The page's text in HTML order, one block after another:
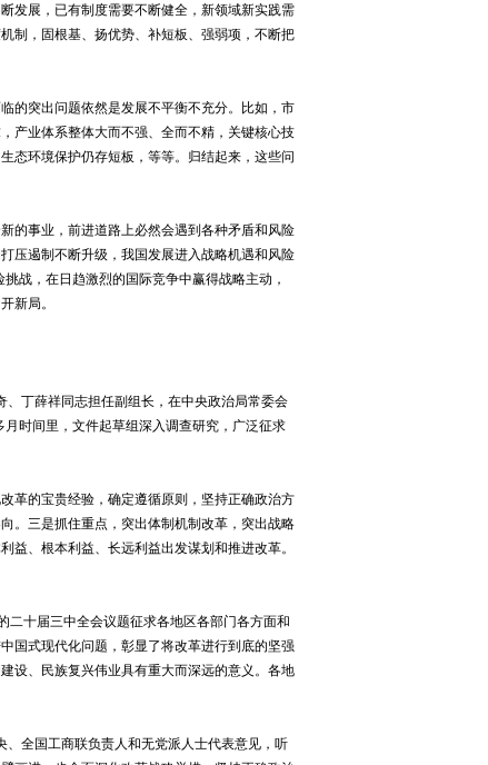
发展，已有制度需要不断健全，新领域新实践需
制，固根基、扬优势、补短板、强弱项，不断把
突出问题依然是发展不平衡不充分。比如，市
产业体系整体大而不强、全而不精，关键核心技
态环境保护仍存短板，等等。归结起来，这些问
事业，前进道路上必然会遇到各种矛盾和风险
压遏制不断升级，我国发展进入战略机遇和风险
战，在日趋激烈的国际竞争中赢得战略主动，
新局。
丁薛祥同志担任副组长，在中央政治局常委会
时间里，文件起草组深入调查研究，广泛征求
的宝贵经验，确定遵循原则，坚持正确政治方
。三是抓住重点，突出体制机制改革，突出战略
益、根本利益、长远利益出发谋划和推进改革。
十届三中全会议题征求各地区各部门各方面和
国式现代化问题，彰显了将改革进行到底的坚强
设、民族复兴伟业具有重大而深远的意义。各地
全国工商联负责人和无党派人士代表意见，听